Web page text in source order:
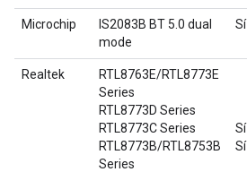
Microchip
IS2083B BT 5.0 dual
mode
Sí
Realtek
RTL8763E/RTL8773E
Series
RTL8773D Series
RTL8773C Series
RTL8773B/RTL8753B
Series
Sí
Sí